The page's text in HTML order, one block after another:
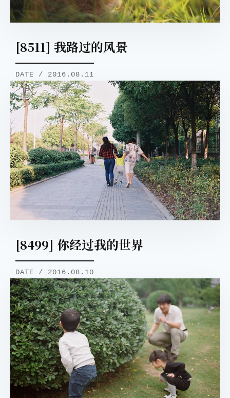
[8511] 我路过的风景
DATE / 2016.08.11
[8499] 你经过我的世界
DATE / 2016.08.10